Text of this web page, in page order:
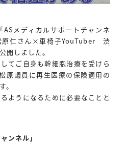
メディカルサポートチャンネ
原仁さん×車椅子YouTuber 渋
開しました。
てご自身も幹細胞治療を受けら
原議員に再生医療の保険適用の
。
ようになるために必要なことと
ンネル」